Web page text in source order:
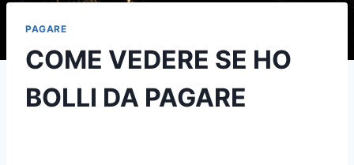
PAGARE
COME VEDERE SE HO
BOLLI DA PAGARE